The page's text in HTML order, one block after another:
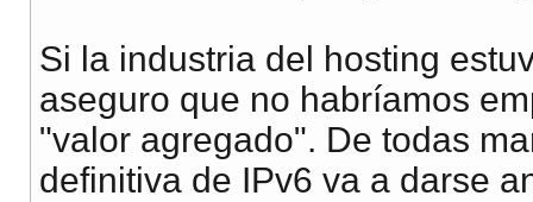
Si la industria del hosting
aseguro que no habríamos
"valor agregado". De todas
definitiva de IPv6 va a darse